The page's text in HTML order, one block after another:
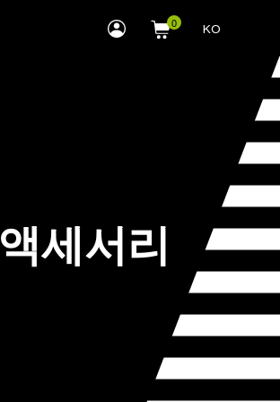
myLEWITT
Account
KO
액세서리